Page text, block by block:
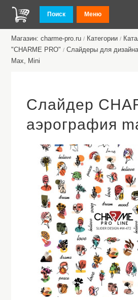
Поиск Меню
Магазин: charme-pro.ru / Категории /
"CHARME PRO" / Слайдеры для
Max, Mini
Слайдер
аэрография